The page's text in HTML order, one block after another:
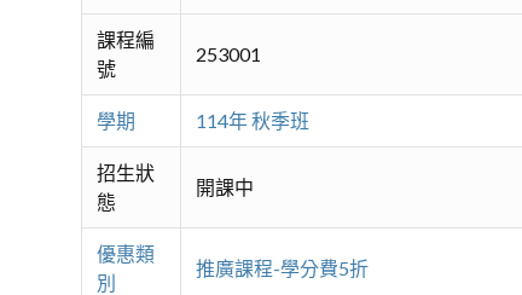
課程編
號
253001
學期 114年 秋季班
招生狀
態
開課中
優惠類
別
推廣課程-學分費5折